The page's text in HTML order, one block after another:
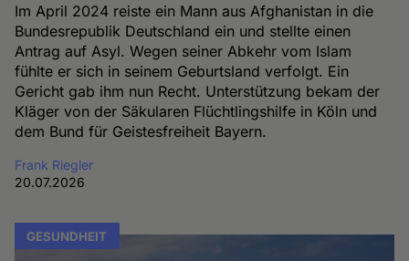
Im April 2024 reiste ein Mann aus Afghanistan in die
Bundesrepublik Deutschland ein und stellte einen
Antrag auf Asyl. Wegen seiner Abkehr vom Islam
fühlte er sich in seinem Geburtsland verfolgt. Ein
Gericht gab ihm nun Recht. Unterstützung bekam der
Kläger von der Säkularen Flüchtlingshilfe in Köln und
dem Bund für Geistesfreiheit Bayern.
Frank Riegler
20.07.2026
GESUNDHEIT